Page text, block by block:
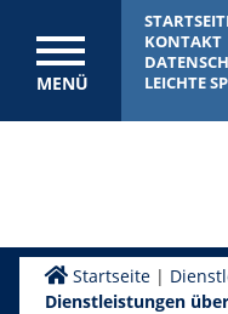
MENÜ
KONTAKT
LEICHTE
Startseite|
Dienstleistungen